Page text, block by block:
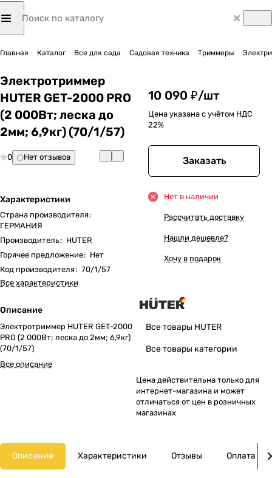
Главная Каталог Все для сада Садовая техника Триммеры
Электротриммер
HUTER GET-2000 PRO
(2 000Вт; леска до
2мм; 6,9кг) (70/1/57)
0 Нет отзывов
Характеристики
Страна производителя:
ГЕРМАНИЯ
Производитель: HUTER
Горячее предложение: Нет
Код производителя: 70/1/57
Все характеристики
Описание
Электротриммер HUTER GET-2000
PRO (2 000Вт; леска до 2мм; 6,9кг)
(70/1/57)
Все описание
10 090 ₽/шт
Цена указана с учётом НДС
22%
Заказать
Нет в наличии
Рассчитать доставку
Нашли дешевле?
Хочу в подарок
Все товары HUTER
Все товары категории
Цена действительна только для
интернет-магазина и может
отличаться от цен в розничных
магазинах
Описание Характеристики Отзывы Оплата